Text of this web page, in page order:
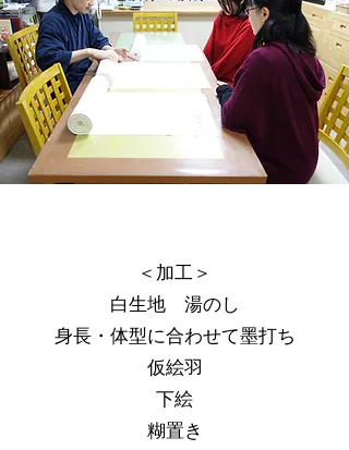
＜加工＞
白生地 湯のし
身長・体型に合わせて墨打ち
仮絵羽
下絵
​糊置き